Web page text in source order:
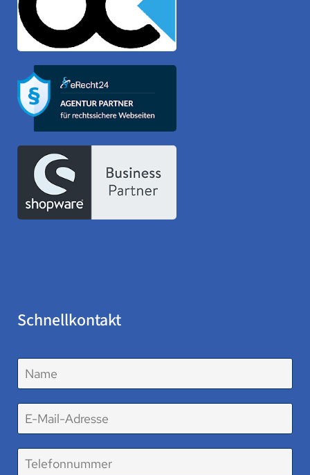
Schnellkontakt